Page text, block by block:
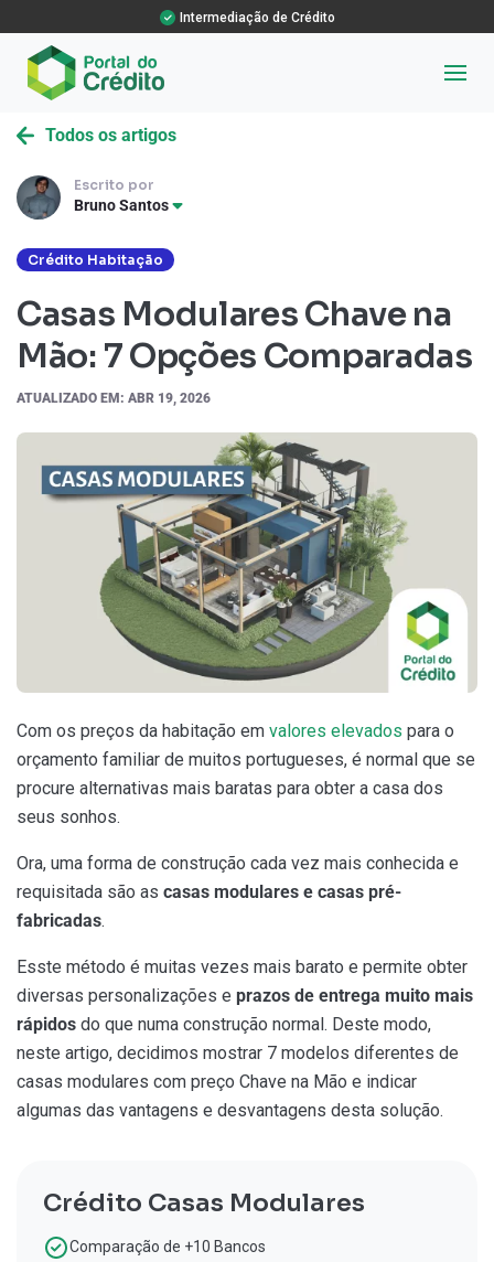
Intermediação de Crédito
Todos os artigos
Escrito por
Bruno Santos
Crédito Habitação
Casas Modulares Chave na
Mão: 7 Opções Comparadas
ATUALIZADO EM: ABR 19, 2026
Com os preços da habitação em valores elevados para o
orçamento familiar de muitos portugueses, é normal que se
procure alternativas mais baratas para obter a casa dos
seus sonhos.
Ora, uma forma de construção cada vez mais conhecida e
requisitada são as casas modulares e casas pré-
fabricadas.
Esste método é muitas vezes mais barato e permite obter
diversas personalizações e prazos de entrega muito mais
rápidos do que numa construção normal. Deste modo,
neste artigo, decidimos mostrar 7 modelos diferentes de
casas modulares com preço Chave na Mão e indicar
algumas das vantagens e desvantagens desta solução.
Crédito Casas Modulares
Comparação de +10 Bancos